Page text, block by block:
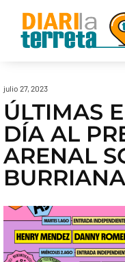
julio 27, 2023
ÚLTIMAS
DÍA AL
ARENAL
BURRIANA